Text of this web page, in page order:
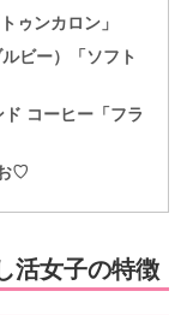
ゥンカロン」
ビー）「ソフト
コーヒー「フラ
♡
活女子の特徴